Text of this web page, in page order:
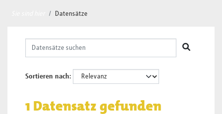
Datensätze
Sortieren nach
1 Datensatz gefunden